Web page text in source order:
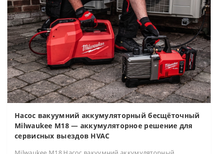
Насос вакуумний аккумуляторный бесщёточный
Milwaukee M18 — аккумуляторное решение для
сервисных выездов HVAC